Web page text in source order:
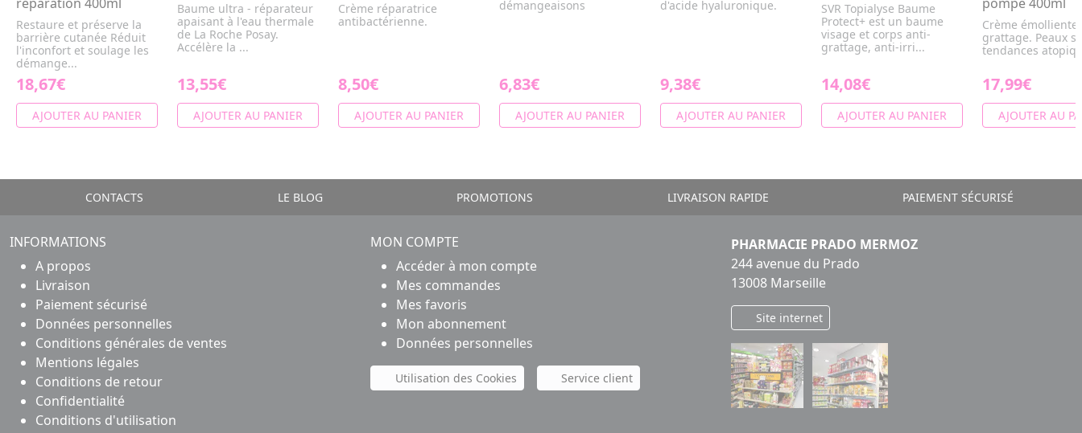
Restaure et préserve la
barrière cutanée Réduit
l'inconfort et soulage les
démange...
18,67€
AJOUTER AU PANIER
Baume ultra - réparateur
apaisant à l'eau thermale
de La Roche Posay.
Accélère la ...
13,55€
AJOUTER AU PANIER
Crème réparatrice
antibactérienne.
8,50€
AJOUTER AU PANIER
démangeaisons
6,83€
AJOUTER AU PANIER
d'acide hyaluronique.
9,38€
AJOUTER AU PANIER
SVR Topialyse Baume
Protect+ est un baume
visage et corps anti-
grattage, anti-irri...
14,08€
AJOUTER AU PANIER
Crème émolliente
grattage. Peaux
tendances
17,99€
AJOUTER AU
CONTACTS LE BLOG PROMOTIONS LIVRAISON RAPIDE PAIEMENT SÉCURISÉ
INFORMATIONS
A propos
Livraison
Paiement sécurisé
Données personnelles
Conditions générales de ventes
Mentions légales
Conditions de retour
Confidentialité
Conditions d'utilisation
MON COMPTE
Accéder à mon compte
Mes commandes
Mes favoris
Mon abonnement
Données personnelles
Utilisation des Cookies Service client
PHARMACIE PRADO MERMOZ
244 avenue du Prado
13008 Marseille
Site internet